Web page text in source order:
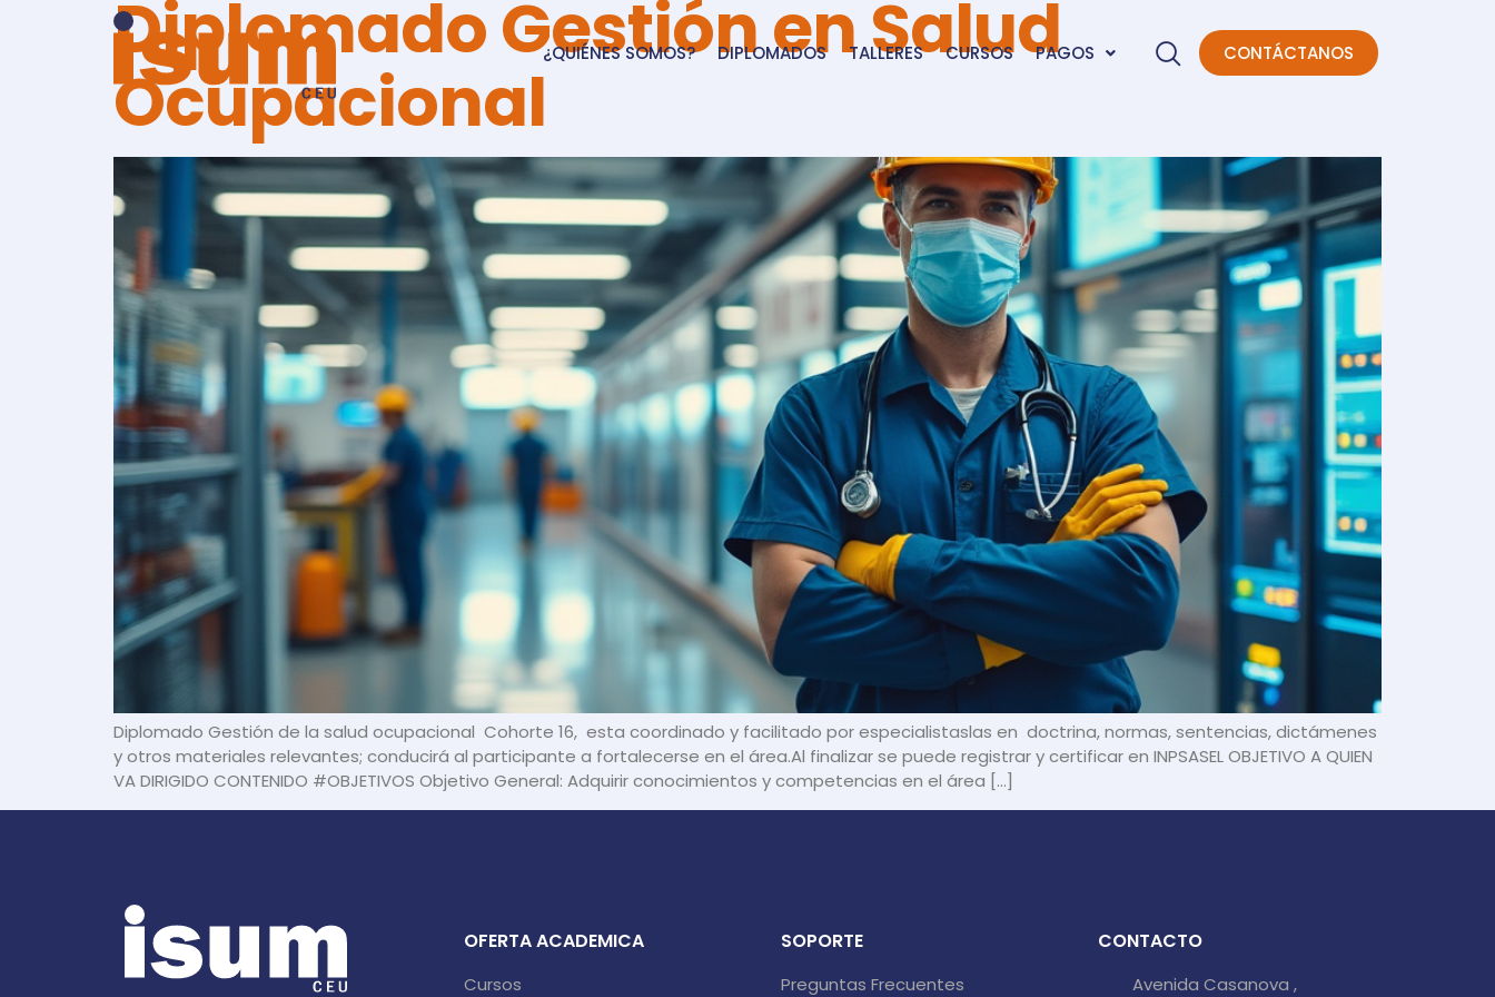
¿QUIÉNES SOMOS? DIPLOMADOS TALLERES CURSOS PAGOS CONTÁCTANOS
Diplomado Gestión en Salud
Ocupacional
Diplomado Gestión de la salud ocupacional Cohorte 16, esta coordinado y facilitado por especialistaslas en doctrina, normas, sentencias, dictámenes
y otros materiales relevantes; conducirá al participante a fortalecerse en el área.Al finalizar se puede registrar y certificar en INPSASEL OBJETIVO A QUIEN
VA DIRIGIDO CONTENIDO #OBJETIVOS Objetivo General: Adquirir conocimientos y competencias en el área […]
OFERTA ACADEMICA
Cursos
SOPORTE
Preguntas Frecuentes
CONTACTO
Avenida Casanova ,